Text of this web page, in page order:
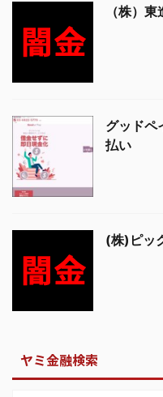
（株）
グッドペ
払い
(株)ピッ
ヤミ金融検索